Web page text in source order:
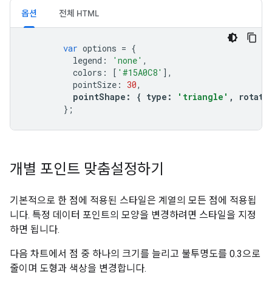
옵션 전체 HTML
var options = {
legend : 'none' ,
colors : [ '#15A0C8' ],
pointSize : 30,
pointShape : { type : 'triangle' ,
};
개별 포인트 맞춤설정하기
기본적으로 한 점에 적용된 스타일은 계열의 모든 점에 적용됩
니다. 특정 데이터 포인트의 모양을 변경하려면 스타일을 지정
하면 됩니다.
다음 차트에서 점 중 하나의 크기를 늘리고 불투명도를 0.3으로
줄이며 도형과 색상을 변경합니다.